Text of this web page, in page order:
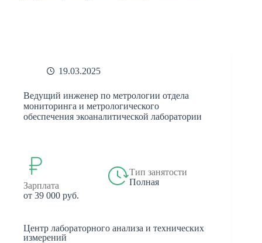
19.03.2025
Ведущий инженер по метрологии отдела
мониторинга и метрологического
обеспечения экоаналитической лаборатории
Зарплата
от 39 000 руб.
Тип занятости
Полная
Центр лабораторного анализа и технических
измерений